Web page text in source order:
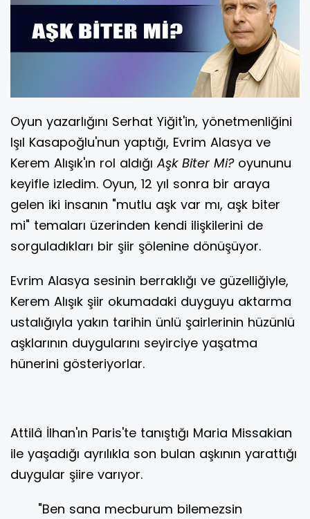
Oyun yazarlığını Serhat Yiğit'in, yönetmenliğini
Işıl Kasapoğlu'nun yaptığı, Evrim Alasya ve
Kerem Alışık'ın rol aldığıAşk Biter Mi?oyununu
keyifle izledim. Oyun, 12 yıl sonra bir araya
gelen iki insanın "mutlu aşk var mı, aşk biter
mi" temaları üzerinden kendi ilişkilerini de
sorguladıkları bir şiir şölenine dönüşüyor.
Evrim Alasya sesinin berraklığı ve güzelliğiyle,
Kerem Alışık şiir okumadaki duyguyu aktarma
ustalığıyla yakın tarihin ünlü şairlerinin hüzünlü
aşklarının duygularını seyirciye yaşatma
hünerini gösteriyorlar.
Attilâ İlhan'ın Paris'te tanıştığı Maria Missakian
ile yaşadığı ayrılıkla son bulan aşkının yarattığı
duygular şiire varıyor.
"Ben sana mecburum bilemezsin